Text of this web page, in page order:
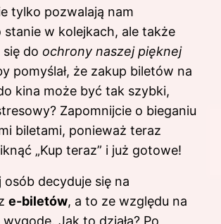
tylko pozwalają nam
stanie w kolejkach, ale także
do ochrony naszej pięknej
pomyślał, że zakup biletów na
kina może być tak szybki,
Zapomnijcie o bieganiu
biletami, ponieważ teraz
„Kup teraz” i już gotowe!
osób decyduje się na
e-biletów, a to ze względu na
Jak to działa? Po